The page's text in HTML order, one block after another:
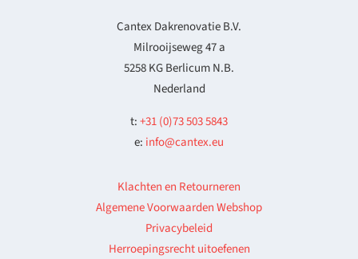
Cantex Dakrenovatie B.V.
Milrooijseweg 47 a
5258 KG Berlicum N.B.
Nederland
t:+31 (0)73 503 5843
e: info@cantex.eu
Klachten en Retourneren
Algemene Voorwaarden Webshop
Privacybeleid
Herroepingsrecht uitoefenen